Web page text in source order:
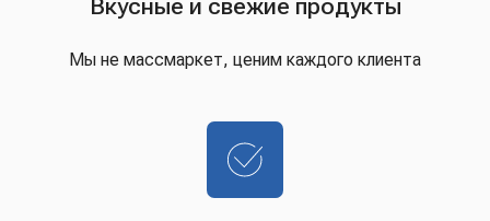
Вкусные и свежие продукты
Мы не массмаркет, ценим каждого клиента